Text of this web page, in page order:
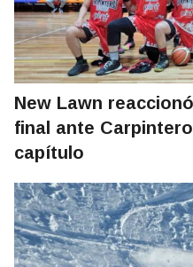
New Lawn
final ante
capítulo